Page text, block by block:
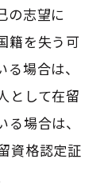
の志望に
籍を失う可
場合は、
として在留
場合は、
資格認定証